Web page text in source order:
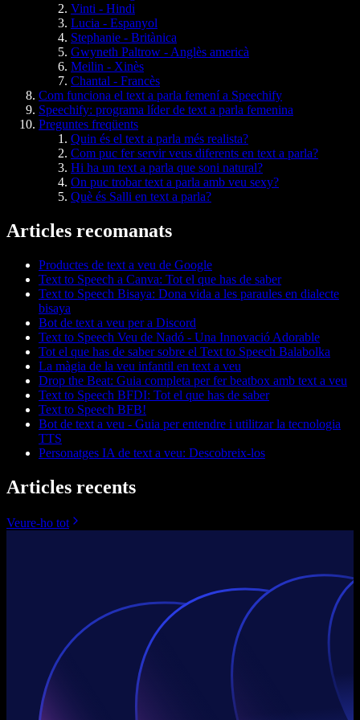
Vinti - Hindi
Lucia - Espanyol
Stephanie - Britànica
Gwyneth Paltrow - Anglès americà
Meilin - Xinès
Chantal - Francès
Com funciona el text a parla femení a Speechify
Speechify: programa líder de text a parla femenina
Preguntes freqüents
Quin és el text a parla més realista?
Com puc fer servir veus diferents en text a parla?
Hi ha un text a parla que soni natural?
On puc trobar text a parla amb veu sexy?
Què és Salli en text a parla?
Articles recomanats
Productes de text a veu de Google
Text to Speech a Canva: Tot el que has de saber
Text to Speech Bisaya: Dona vida a les paraules en dialecte
bisaya
Bot de text a veu per a Discord
Text to Speech Veu de Nadó - Una Innovació Adorable
Tot el que has de saber sobre el Text to Speech Balabolka
La màgia de la veu infantil en text a veu
Drop the Beat: Guia completa per fer beatbox amb text a veu
Text to Speech BFDI: Tot el que has de saber
Text to Speech BFB!
Bot de text a veu - Guia per entendre i utilitzar la tecnologia
TTS
Personatges IA de text a veu: Descobreix-los
Articles recents
Veure-ho tot